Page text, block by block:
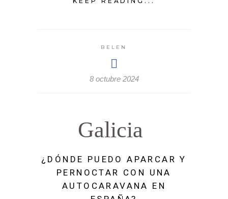
BELEN
8 octubre 2024
Galicia
¿DÓNDE PUEDO APARCAR Y
PERNOCTAR CON UNA
AUTOCARAVANA EN